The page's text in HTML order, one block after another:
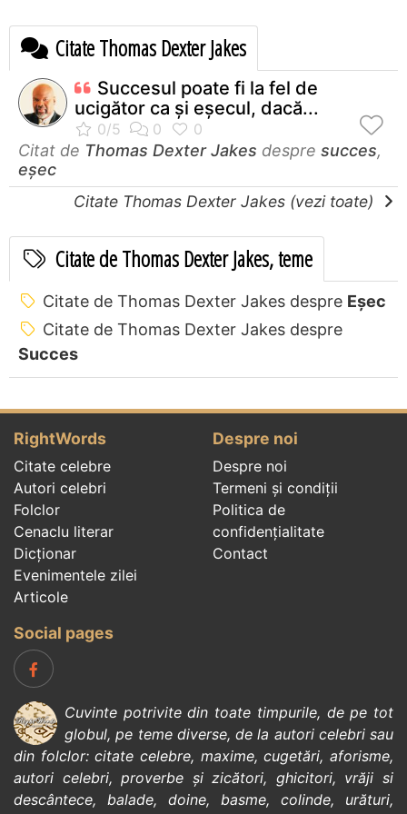
Citate Thomas Dexter Jakes
Succesul poate fi la fel de
ucigător ca și eșecul, dacă...
Citat de Thomas Dexter Jakes despre succes,
eșec
Citate Thomas Dexter Jakes (vezi toate)
Citate de Thomas Dexter Jakes, teme
Citate de Thomas Dexter Jakes despre Eșec
Citate de Thomas Dexter Jakes despre
Succes
RightWords
Citate celebre
Autori celebri
Folclor
Cenaclu literar
Dicționar
Evenimentele zilei
Articole
Despre noi
Despre noi
Termeni și condiții
Politica de
confidenţialitate
Contact
Social pages
Cuvinte potrivite din toate timpurile, de pe tot
globul, pe teme diverse, de la autori celebrisau
din folclor:citate celebre, maxime,cugetări,aforisme,
autori celebri,proverbe și zicători, ghicitori, vrăji si
descântece, balade, doine, basme, colinde, urături,